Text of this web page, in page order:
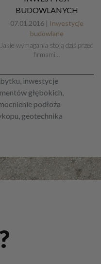
BUDOWLANYCH
07.01.2016 | Inwestycje
budowlane
Jakie wymagania stoją dziś przed
firmami…
inwestycje
głębokich,
podłoża
geotechnika